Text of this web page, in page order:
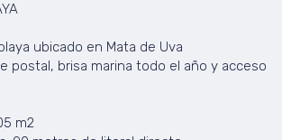
ubicado en Mata de Uva
postal, brisa marina todo el año y acceso
m2